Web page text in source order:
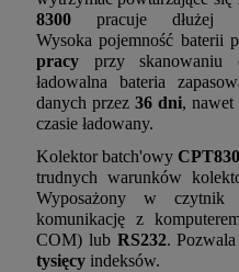
8300 pracuje
Wysoka pojemność baterii
pracy przy skanowaniu
ładowalna bateria
danych przez 36 dni,
czasie ładowany.
Kolektor batch'owy
trudnych warunków
Wyposażony w czytnik
komunikację z
COM) lub RS232.
tysięcy indeksów.